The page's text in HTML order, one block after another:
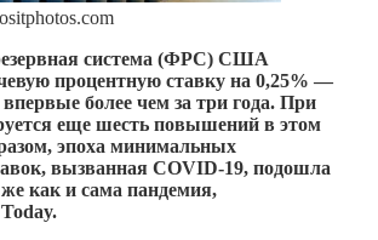
система (ФРС) США
процентную ставку на 0,25% —
более чем за три года. При
еще шесть повышений в этом
эпоха минимальных
вызванная COVID-19, подошла
как и сама пандемия,